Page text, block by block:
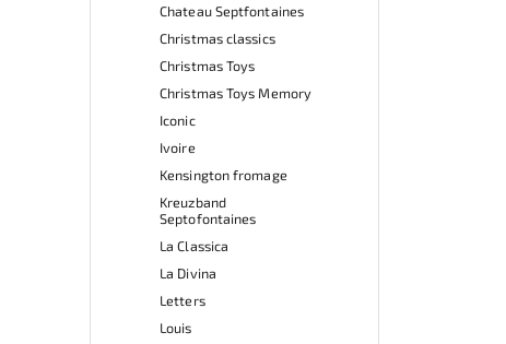
Chateau Septfontaines
Christmas classics
Christmas Toys
Christmas Toys Memory
Iconic
Ivoire
Kensington fromage
Kreuzband
Septofontaines
La Classica
La Divina
Letters
Louis